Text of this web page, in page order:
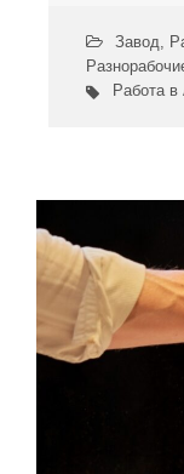
Завод,
Работа